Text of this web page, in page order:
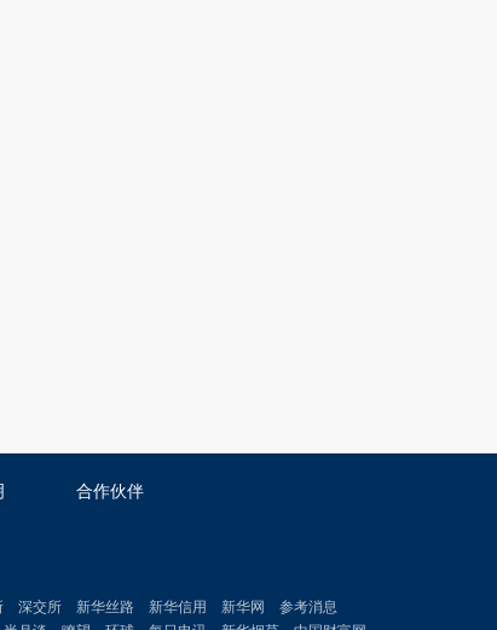
合作伙伴
深交所 新华丝路 新华信用 新华网
参考消息